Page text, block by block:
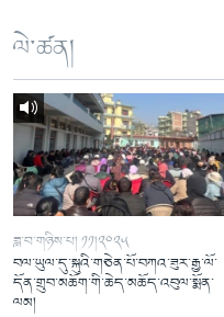
ལེ་ཚན།
ཟླ་བ་གཉིས་པ། ༡༡།༢༠༢༥
བལ་ཡུལ་དུ་སྐུའི་གཅེན་པོ་བཀའ་ཟུར་རྒྱ་ལོ་
དོན་གྲུབ་མཆོག་གི་ཆེད་མཆོད་འབུལ་སྨོན་
ལམ།